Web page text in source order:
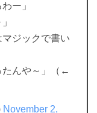
ー」
ジックで書い
たんや～」（←
November 2,